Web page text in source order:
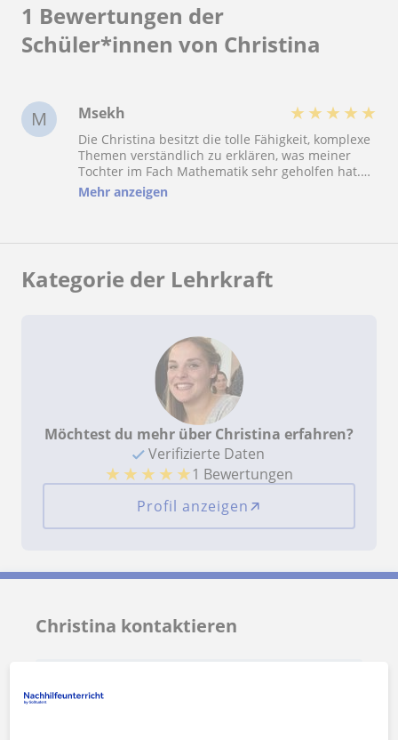
1 Bewertungen der
Schüler*innen von Christina
M Msekh ★ ★ ★ ★ ★
Die Christina besitzt die tolle Fähigkeit, komplexe
Themen verständlich zu erklären, was meiner
Tochter im Fach Mathematik sehr geholfen hat.
Dank dieser Hilfe hat sich ihre Mitarbeit im
Unterricht deutlich verbessert und das
weiterzuempfehlen und die Vorfreude auf
weitere Stunden ist groß.
Mehr anzeigen
Kategorie der Lehrkraft
Möchtest du mehr über Christina erfahren?
Verifizierte Daten
★ ★ ★ ★ ★1 Bewertungen
Profil anzeigen
Christina kontaktieren